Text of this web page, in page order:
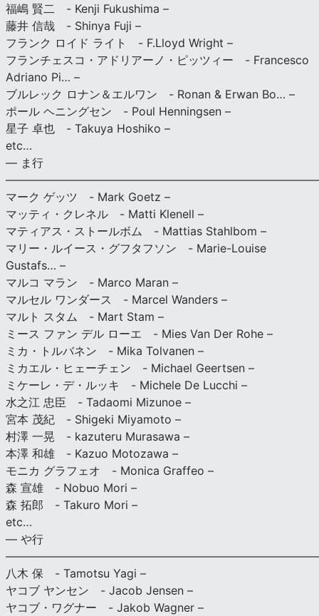
福嶋 賢二 - Kenji Fukushima –
藤井 信哉 - Shinya Fuji –
フランク ロイド ライト - F.Lloyd Wright –
フランチェスコ・アドリアーノ・ピッツィー - Francesco
Adriano Pi… –
ブルレック ロナン＆エルワン - Ronan & Erwan Bo… –
ポール ヘニングセン - Poul Henningsen –
星子 卓也 - Takuya Hoshiko –
etc…
— ま行
マーク ゲッツ - Mark Goetz –
マッティ・クレネル - Matti Klenell –
マティアス・ストールボム - Mattias Stahlbom –
マリー・ルイース・グフタフソン - Marie-Louise
Gustafs… –
マルコ マラン - Marco Maran –
マルセル ワンダース - Marcel Wanders –
マルト スタム - Mart Stam –
ミース ファン デル ローエ - Mies Van Der Rohe –
ミカ・トルバネン - Mika Tolvanen –
ミカエル・ヒェーチェン - Michael Geertsen –
ミケーレ・デ・ルッキ - Michele De Lucchi –
水之江 忠臣 - Tadaomi Mizunoe –
宮本 茂紀 - Shigeki Miyamoto –
村澤 一晃 - kazuteru Murasawa –
本澤 和雄 - Kazuo Motozawa –
モニカ グラフェオ - Monica Graffeo –
森 宣雄 - Nobuo Mori –
森 拓郎 - Takuro Mori –
etc…
— や行
八木 保 - Tamotsu Yagi –
ヤコブ ヤンセン - Jacob Jensen –
ヤコブ・ワグナー - Jakob Wagner –